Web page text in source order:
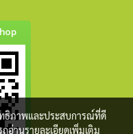
ทธิภาพและประสบการณ์ที่ดี
อ่านรายละเอียดเพิ่มเติม